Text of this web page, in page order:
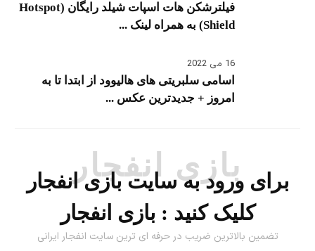
فیلترشکن هات اسپات شیلد رایگان (Hotspot
Shield) به همراه لینک ...
16 می 2022
اسامی سلبریتی های هالیوود از ابتدا تا به
امروز + جدیدترین عکس ...
بازی انفجار
برای ورود به سایت بازی انفجار
کلیک کنید : بازی انفجار
تضمین بالاترین ضریب در حرفه ای ترین سایت انفجار ایرانی